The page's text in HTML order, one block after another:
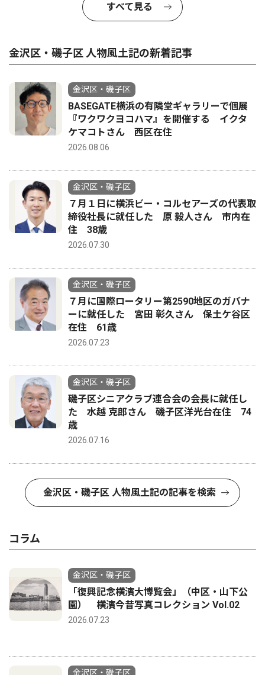
すべて見る
金沢区・磯子区 人物風土記の新着記事
金沢区・磯子区
BASEGATE横浜の有隣堂ギャラリーで個展
『ワクワクヨコハマ』を開催する イクタ
ケマコトさん 西区在住
2026.08.06
金沢区・磯子区
７月１日に横浜ビー・コルセアーズの代表取
締役社長に就任した 原 毅人さん 市内在
住 38歳
2026.07.30
金沢区・磯子区
７月に国際ロータリー第2590地区のガバナ
ーに就任した 宮田 彰久さん 保土ケ谷区
在住 61歳
2026.07.23
金沢区・磯子区
磯子区シニアクラブ連合会の会長に就任し
た 水越 克郎さん 磯子区洋光台在住 74
歳
2026.07.16
金沢区・磯子区 人物風土記の記事を検索
コラム
金沢区・磯子区
「復興記念横濱大博覧会」（中区・山下公
園） 横濱今昔写真コレクション Vol.02
2026.07.23
金沢区・磯子区